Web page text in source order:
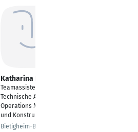
Katharina Köhler
Teamassistenz PM,
Technische Assistenz
Operations Manager
und Konstruktion
Bietigheim-Bissingen